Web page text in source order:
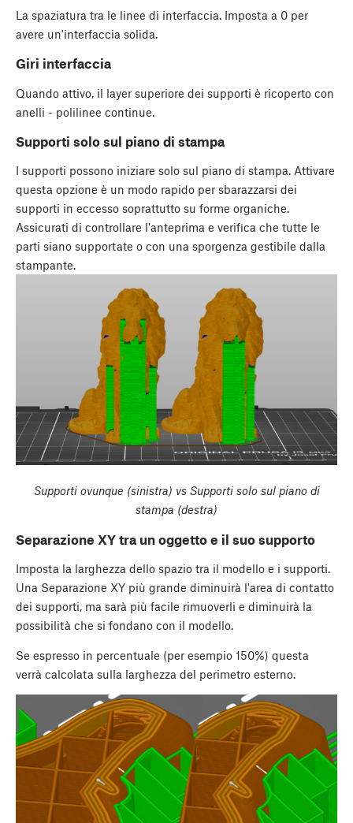
La spaziatura tra le linee di interfaccia. Imposta a 0 per
avere un'interfaccia solida.
Giri interfaccia
Quando attivo, il layer superiore dei supporti è ricoperto con
anelli - polilinee continue.
Supporti solo sul piano di stampa
I supporti possono iniziare solo sul piano di stampa. Attivare
questa opzione è un modo rapido per sbarazzarsi dei
supporti in eccesso soprattutto su forme organiche.
Assicurati di controllare l'anteprima e verifica che tutte le
parti siano supportate o con una sporgenza gestibile dalla
stampante.
Supporti ovunque (sinistra) vs Supporti solo sul piano di
stampa (destra)
Separazione XY tra un oggetto e il suo supporto
Imposta la larghezza dello spazio tra il modello e i supporti.
Una Separazione XY più grande diminuirà l'area di contatto
dei supporti, ma sarà più facile rimuoverli e diminuirà la
possibilità che si fondano con il modello.
Se espresso in percentuale (per esempio 150%) questa
verrà calcolata sulla larghezza del perimetro esterno.